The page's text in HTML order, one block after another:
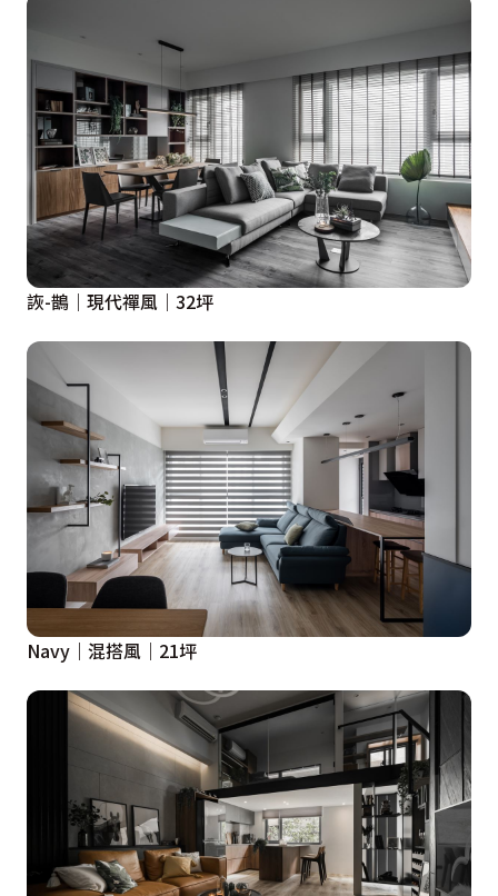
詼-鵲｜現代禪風｜32坪
Navy｜混搭風｜21坪